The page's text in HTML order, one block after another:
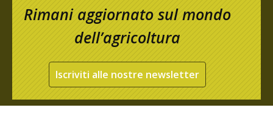
Rimani aggiornato sul mondo
dell’agricoltura
Iscriviti alle nostre newsletter